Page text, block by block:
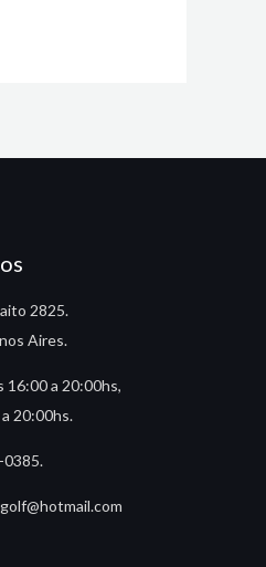
2825.
Aires.
16:00 a 20:00hs,
20:00hs.
0385.